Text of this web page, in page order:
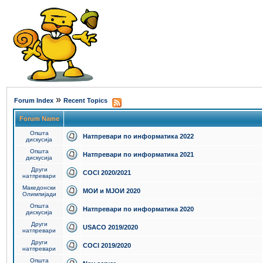
Forum Index » Recent Topics
Forum Name
Општа
дискусија
Натпревари по информатика 2022
Општа
дискусија
Натпревари по информатика 2021
Други
натпревари
COCI 2020/2021
Македонски
Олимпијади
МОИ и МЈОИ 2020
Општа
дискусија
Натпревари по информатика 2020
Други
натпревари
USACO 2019/2020
Други
натпревари
COCI 2019/2020
Општа